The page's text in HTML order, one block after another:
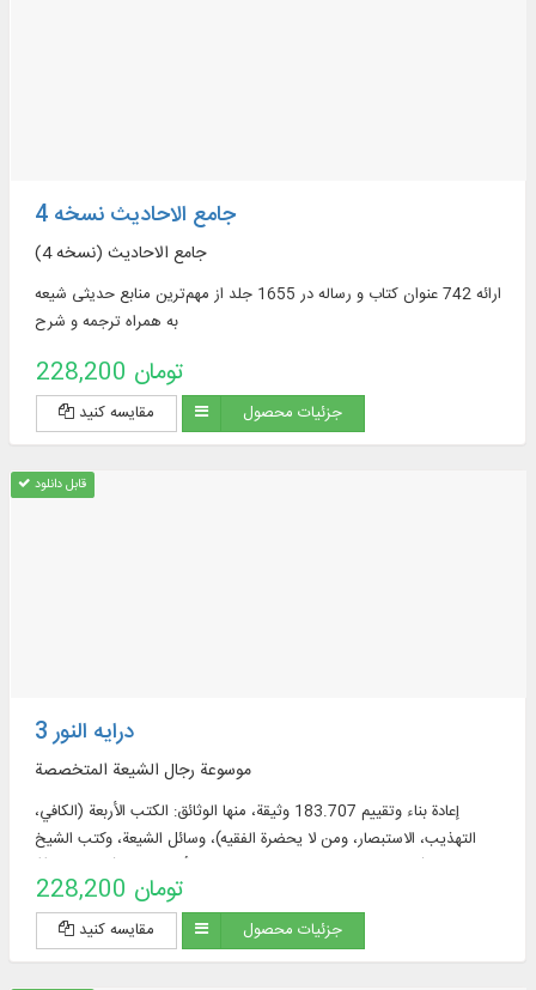
جامع الاحادیث نسخه 4
جامع الاحادیث (نسخه 4)
ارائه 742 عنوان کتاب و رساله در 1655 جلد از مهم‌ترین منابع حدیثی شیعه
به همراه ترجمه و شرح
228,200 تومان
مقایسه کنید جزئیات محصول
قابل دانلود
درایه النور 3
موسوعة رجال الشيعة المتخصصة
إعادة بناء وتقييم 183.707 وثيقة، منها الوثائق: الكتب الأربعة (الكافي،
التهذيب، الاستبصار، ومن لا يحضرة الفقيه)، وسائل الشيعة، وكتب الشيخ
228,200 تومان
مقایسه کنید جزئیات محصول